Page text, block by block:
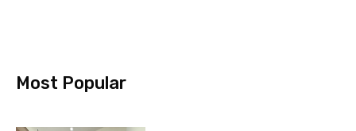
Most Popular